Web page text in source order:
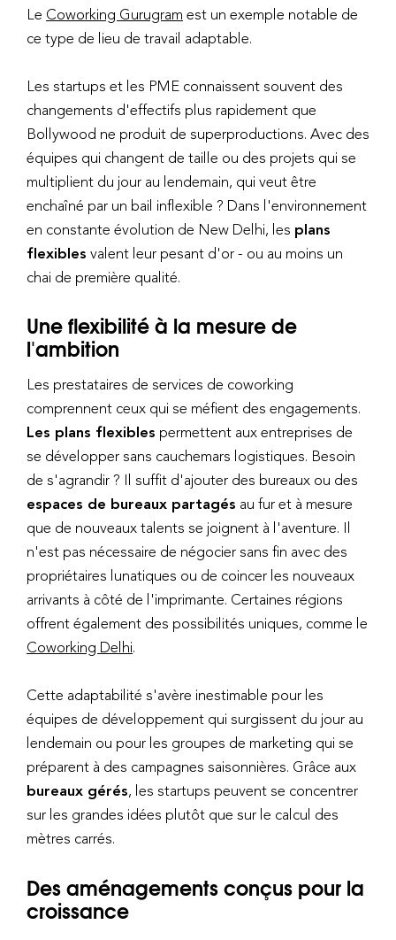
Le Coworking Gurugram est un exemple notable de
ce type de lieu de travail adaptable.
Les startups et les PME connaissent souvent des
changements d'effectifs plus rapidement que
Bollywood ne produit de superproductions. Avec des
équipes qui changent de taille ou des projets qui se
multiplient du jour au lendemain, qui veut être
enchaîné par un bail inflexible ? Dans l'environnement
en constante évolution de New Delhi, les plans
flexibles valent leur pesant d'or - ou au moins un
chai de première qualité.
Une flexibilité à la mesure de
l'ambition
Les prestataires de services de coworking
comprennent ceux qui se méfient des engagements.
Les plans flexibles permettent aux entreprises de
se développer sans cauchemars logistiques. Besoin
de s'agrandir ? Il suffit d'ajouter des bureaux ou des
espaces de bureaux partagés au fur et à mesure
que de nouveaux talents se joignent à l'aventure. Il
n'est pas nécessaire de négocier sans fin avec des
propriétaires lunatiques ou de coincer les nouveaux
arrivants à côté de l'imprimante. Certaines régions
offrent également des possibilités uniques, comme le
Coworking Delhi.
Cette adaptabilité s'avère inestimable pour les
équipes de développement qui surgissent du jour au
lendemain ou pour les groupes de marketing qui se
préparent à des campagnes saisonnières. Grâce aux
bureaux gérés, les startups peuvent se concentrer
sur les grandes idées plutôt que sur le calcul des
mètres carrés.
Des aménagements conçus pour la
croissance